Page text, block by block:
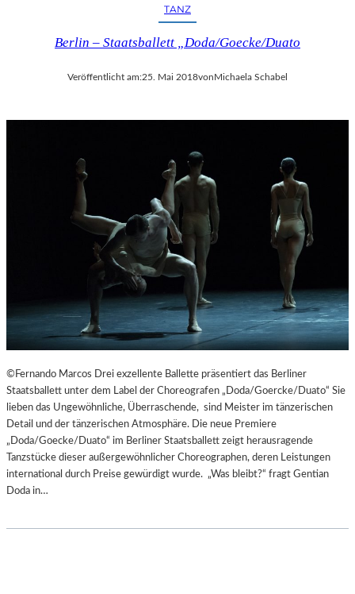
TANZ
Berlin – Staatsballett „Doda/Goecke/Duato
Veröffentlicht am:25. Mai 2018vonMichaela Schabel
©Fernando Marcos Drei exzellente Ballette präsentiert das Berliner
Staatsballett unter dem Label der Choreografen „Doda/Goercke/Duato“ Sie
lieben das Ungewöhnliche, Überraschende, sind Meister im tänzerischen
Detail und der tänzerischen Atmosphäre. Die neue Premiere
„Doda/Goecke/Duato“ im Berliner Staatsballett zeigt herausragende
Tanzstücke dieser außergewöhnlicher Choreographen, deren Leistungen
international durch Preise gewürdigt wurde. „Was bleibt?“ fragt Gentian
Doda in…